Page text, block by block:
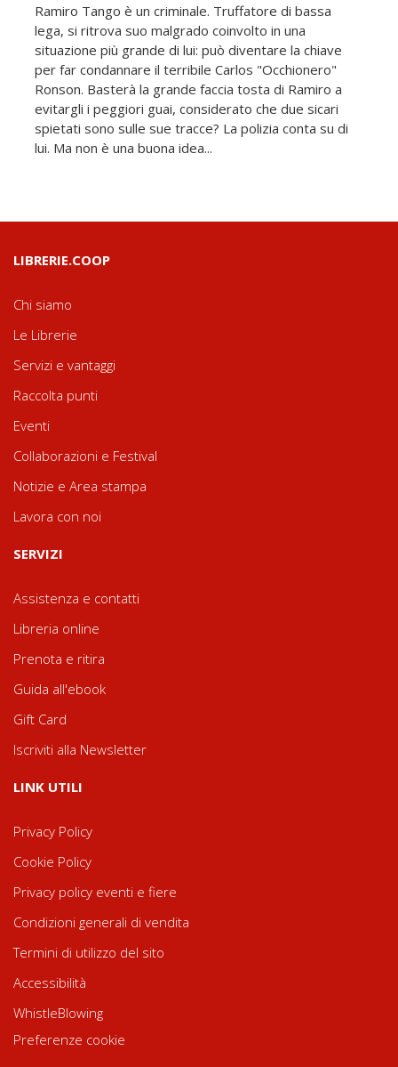
Ramiro Tango è un criminale. Truffatore di bassa
lega, si ritrova suo malgrado coinvolto in una
situazione più grande di lui: può diventare la chiave
per far condannare il terribile Carlos "Occhionero"
Ronson. Basterà la grande faccia tosta di Ramiro a
evitargli i peggiori guai, considerato che due sicari
spietati sono sulle sue tracce? La polizia conta su di
lui. Ma non è una buona idea...
LIBRERIE.COOP
Chi siamo
Le Librerie
Servizi e vantaggi
Raccolta punti
Eventi
Collaborazioni e Festival
Notizie e Area stampa
Lavora con noi
SERVIZI
Assistenza e contatti
Libreria online
Prenota e ritira
Guida all'ebook
Gift Card
Iscriviti alla Newsletter
LINK UTILI
Privacy Policy
Cookie Policy
Privacy policy eventi e fiere
Condizioni generali di vendita
Termini di utilizzo del sito
Accessibilità
WhistleBlowing
Preferenze cookie